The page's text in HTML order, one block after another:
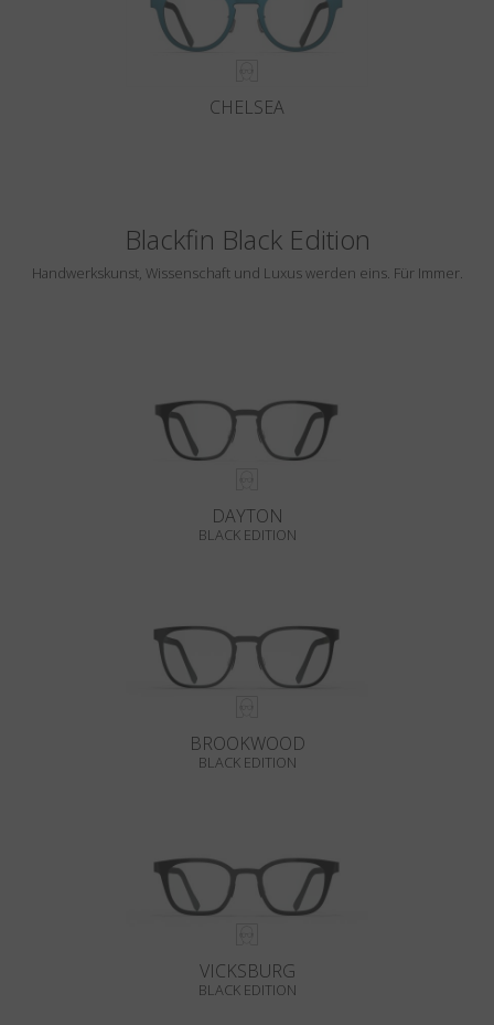
CHELSEA
Blackfin Black Edition
Handwerkskunst, Wissenschaft und Luxus werden eins. Für Immer.
DAYTON
BLACK EDITION
BROOKWOOD
BLACK EDITION
VICKSBURG
BLACK EDITION